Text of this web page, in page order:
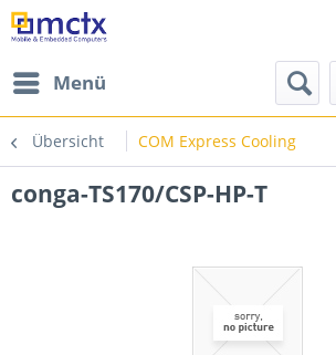
Menü
Übersicht COM Express Cooling
conga-TS170/CSP-HP-T